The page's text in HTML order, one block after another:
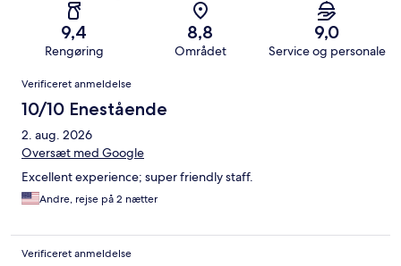
9,4
Rengøring
8,8
Området
9,0
Service og personale
Anmeldelser
Verificeret anmeldelse
10/10 Enestående
2. aug. 2026
Oversæt med Google
Excellent experience; super friendly staff.
Andre, rejse på 2 nætter
Verificeret anmeldelse